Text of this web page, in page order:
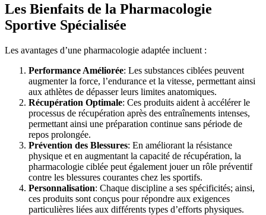
Les Bienfaits de la Pharmacologie
Sportive Spécialisée
Les avantages d’une pharmacologie adaptée incluent :
Performance Améliorée: Les substances ciblées peuvent
augmenter la force, l’endurance et la vitesse, permettant ainsi
aux athlètes de dépasser leurs limites anatomiques.
Récupération Optimale: Ces produits aident à accélérer le
processus de récupération après des entraînements intenses,
permettant ainsi une préparation continue sans période de
repos prolongée.
Prévention des Blessures: En améliorant la résistance
physique et en augmentant la capacité de récupération, la
pharmacologie ciblée peut également jouer un rôle préventif
contre les blessures courantes chez les sportifs.
Personnalisation: Chaque discipline a ses spécificités; ainsi,
ces produits sont conçus pour répondre aux exigences
particulières liées aux différents types d’efforts physiques.